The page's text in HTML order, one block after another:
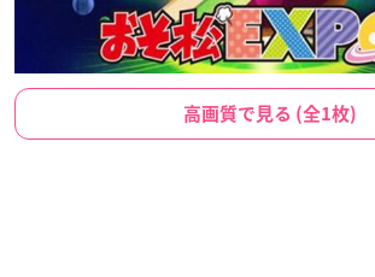
高画質で見る (全1枚)